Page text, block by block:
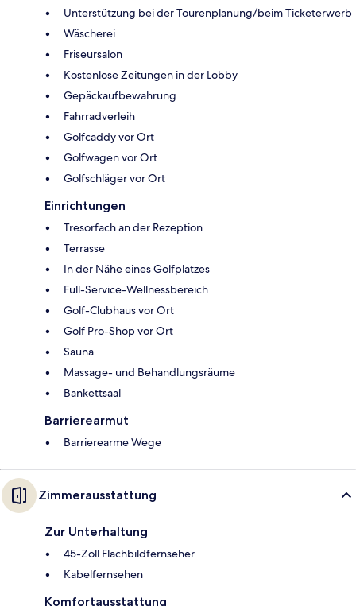
Unterstützung bei der Tourenplanung/beim Ticketerwerb
Wäscherei
Friseursalon
Kostenlose Zeitungen in der Lobby
Gepäckaufbewahrung
Fahrradverleih
Golfcaddy vor Ort
Golfwagen vor Ort
Golfschläger vor Ort
Einrichtungen
Tresorfach an der Rezeption
Terrasse
In der Nähe eines Golfplatzes
Full-Service-Wellnessbereich
Golf-Clubhaus vor Ort
Golf Pro-Shop vor Ort
Sauna
Massage- und Behandlungsräume
Bankettsaal
Barrierearmut
Barrierearme Wege
Zimmerausstattung
Zur Unterhaltung
45-Zoll Flachbildfernseher
Kabelfernsehen
Komfortausstattung